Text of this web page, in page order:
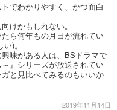
でわかりやすく、かつ面白
けかもしれない。
ら何年もの月日が流れてい
)。
味がある人は、BSドラマで
』シリーズが放送されてい
と見比べてみるのもいいか
2019年11月14日